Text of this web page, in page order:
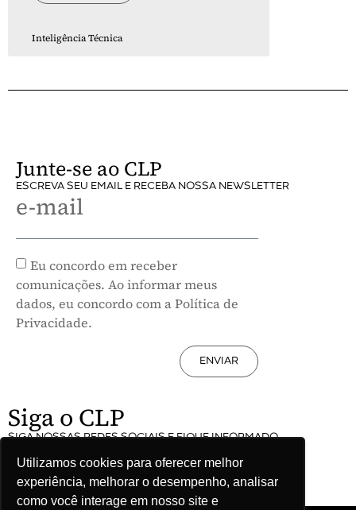
Utilizamos cookies para oferecer melhor
experiência, melhorar o desempenho, analisar
como você interage em nosso site e
Inteligência Técnica
Junte-se ao CLP
ESCREVA SEU EMAIL E RECEBA NOSSA NEWSLETTER
e-mail
Eu concordo em receber
comunicações. Ao informar meus
dados, eu concordo com a Política de
Privacidade.
ENVIAR
Siga o CLP
SIGA NOSSAS REDES SOCIAIS E FIQUE INFORMADO